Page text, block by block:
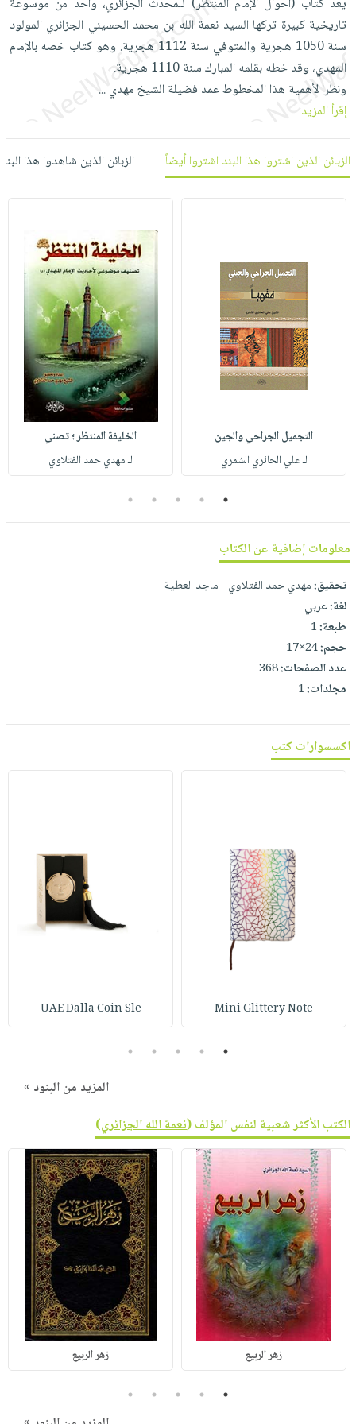
العناية
بالأسنان
الحمية
والتغذية
أدوات
المائدة
الأوعية
والتخزين
أدوات
المطبخ
الأكثر
مبيعاً
العودة
للمدارس
اكسسوارات
كتب
منزلية
اكسسوارات
حقائب
حلي
عناية
بالذات
صابون
أطفال
شحن
مجاني
بنود
مختارة
اشتراكات
كل
الاشتراكات
صندوق
حدود
متقدم
الشركة
سياسة
الشركة
فيديوهات
أسئلة
طرحها
خدمات
انشر
كتابك
معنا
الأمنيات
نشرة
الإصدارات
يعد كتاب (أحوال الإمام المنتظر) للمحدث الجزائري، واحد من موسوعة
تاريخية كبيرة تركها السيد نعمة الله بن محمد الحسيني الجزائري المولود
سنة 1050 هجرية والمتوفي سنة 1112 هجرية. وهو كتاب خصه بالإمام
المهدي، وقد خطه بقلمه المبارك سنة 1110 هجرية.
ونظرا لأهمية هذا المخطوط عمد فضيلة الشيخ مهدي...
إقرأ المزيد
الزبائن الذين اشتروا هذا البند اشتروا أيضاً الزبائن الذين شاهدوا هذا
التجميل الجراحي والجين
لـ علي الحائري الشمري
الخليفة المنتظر ؛ تصني
لـ مهدي حمد الفتلاوي
1
2
3
4
5
معلومات إضافية عن الكتاب
تحقيق:مهدي حمد الفتلاوي - ماجد العطية
لغة:عربي
طبعة:1
حجم:24×17
عدد الصفحات:368
مجلدات:1
اكسسوارات كتب
Mini Glittery Note
UAE Dalla Coin Sle
1
2
3
4
5
المزيد من البنود »
الكتب الأكثر شعبية لنفس المؤلف (نعمة الله الجزائري)
زهر الربيع زهر الربيع
1
2
3
4
5